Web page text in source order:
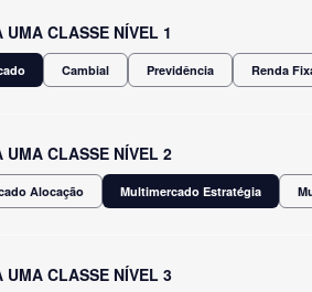
UMA CLASSE NÍVEL 1
Cambial Previdência Renda
UMA CLASSE NÍVEL 2
Alocação Multimercado Estratégia
UMA CLASSE NÍVEL 3